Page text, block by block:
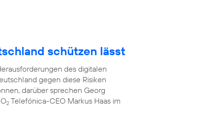
schützen lässt
des digitalen
gegen diese Risiken
darüber sprechen Georg
2 Telefónica-CEO Markus Haas im